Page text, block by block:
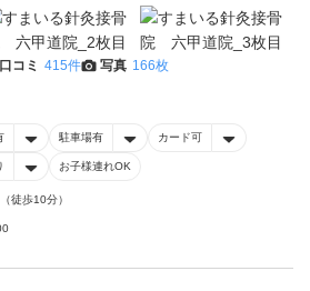
口コミ 415件 写真 166枚
駐車場有 カード可
お子様連れOK
徒歩10分）